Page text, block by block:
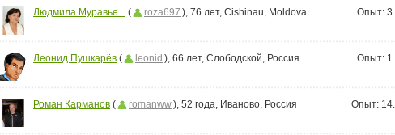
Людмила Муравье... ( roza697 ), 76 лет, Cishinau, Moldova Опыт:
Леонид Пушкарёв ( leonid ), 66 лет, Слободской, Россия Опыт:
Роман Карманов ( romanww), 52 года, Иваново, Россия Опыт: